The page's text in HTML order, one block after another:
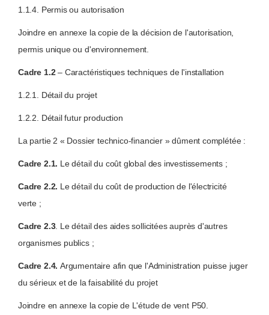
1.1.4. Permis ou autorisation
Joindre en annexe la copie de la décision de l'autorisation,
permis unique ou d'environnement.
Cadre 1.2– Caractéristiques techniques de l'installation
1.2.1. Détail du projet
1.2.2. Détail futur production
La partie 2 « Dossier technico-financier » dûment complétée :
Cadre 2.1. Le détail du coût global des investissements ;
Cadre 2.2. Le détail du coût de production de l'électricité
verte ;
Cadre 2.3. Le détail des aides sollicitées auprès d'autres
organismes publics ;
Cadre 2.4. Argumentaire afin que l'Administration puisse juger
du sérieux et de la faisabilité du projet
Joindre en annexe la copie de L'étude de vent P50.